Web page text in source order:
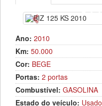
Anterior
Ano: 2010
Km: 50.000
Cor: BEGE
Portas: 2 portas
Combustível: GASOLINA
Estado do veículo: Usado